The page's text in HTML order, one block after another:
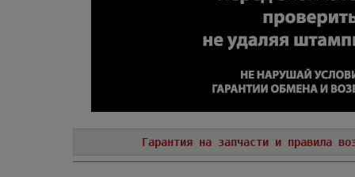
Гарантия на запчасти и правила